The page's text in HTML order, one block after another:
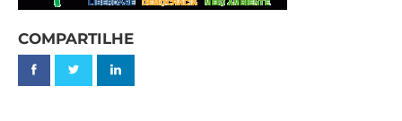
COMPARTILHE